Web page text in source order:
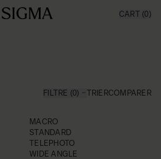
CART (0)
FILTRE (0) TRIERCOMPARER
MACRO
STANDARD
TELEPHOTO
WIDE ANGLE